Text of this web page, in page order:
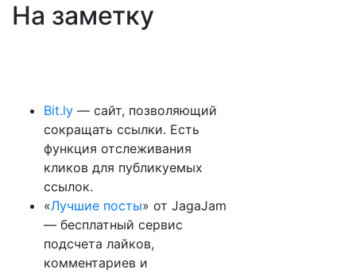
На заметку
Bit.ly — сайт, позволяющий
сокращать ссылки. Есть
функция отслеживания
кликов для публикуемых
ссылок.
«Лучшие посты» от JagaJam
— бесплатный сервис
подсчета лайков,
комментариев и